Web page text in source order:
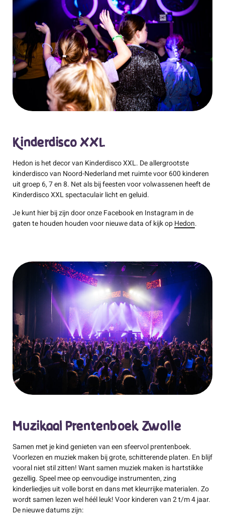
Kinderdisco XXL
Hedon is het decor van Kinderdisco XXL. De allergrootste
kinderdisco van Noord-Nederland met ruimte voor 600 kinderen
uit groep 6, 7 en 8. Net als bij feesten voor volwassenen heeft de
Kinderdisco XXL spectaculair licht en geluid.
Je kunt hier bij zijn door onze Facebook en Instagram in de
gaten te houden houden voor nieuwe data of kijk op Hedon.
Muzikaal Prentenboek Zwolle
Samen met je kind genieten van een sfeervol prentenboek.
Voorlezen en muziek maken bij grote, schitterende platen. En blijf
vooral niet stil zitten! Want samen muziek maken is hartstikke
gezellig. Speel mee op eenvoudige instrumenten, zing
kinderliedjes uit volle borst en dans met kleurrijke materialen. Zo
wordt samen lezen wel héél leuk! Voor kinderen van 2 t/m 4 jaar.
De nieuwe datums zijn: